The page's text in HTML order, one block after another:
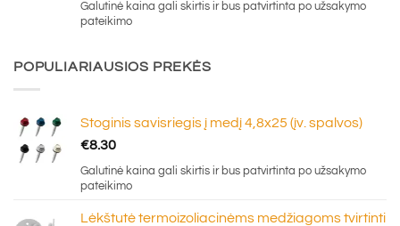
Galutinė kaina gali skirtis ir bus patvirtinta po užsakymo
pateikimo
POPULIARIAUSIOS PREKĖS
Stoginis savisriegis į medį 4,8x25 (įv. spalvos)
€8.30
Galutinė kaina gali skirtis ir bus patvirtinta po užsakymo
pateikimo
Lėkštutė termoizoliacinėms medžiagoms tvirtinti